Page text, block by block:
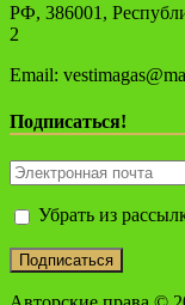
РФ, 386001,
2
Email:
Подписаться!
Убрать из